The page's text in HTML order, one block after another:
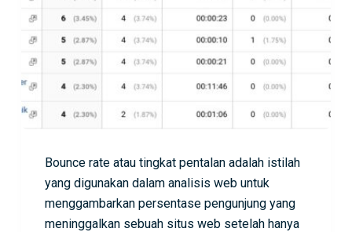
Bounce rate atau tingkat pentalan adalah istilah
yang digunakan dalam analisis web untuk
menggambarkan persentase pengunjung yang
meninggalkan sebuah situs web setelah hanya